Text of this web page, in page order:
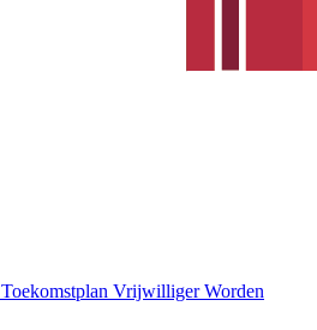
Toekomstplan Vrijwilliger Worden